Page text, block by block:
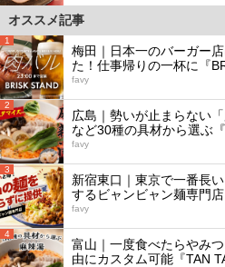
オススメ記事
1
梅田｜日本一のバーガー
た！仕事帰りの一杯に『
favy
2
広島｜勢いが止まらない
など30種の具材から選ぶ『
favy
3
新宿東口｜東京で一番長
するビャンビャン麺専門店
favy
4
富山｜一度食べたらやみ
由にカスタム可能『TAN